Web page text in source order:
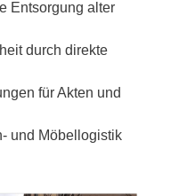
Entsorgung alter
durch direkte
für Akten und
und Möbellogistik